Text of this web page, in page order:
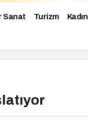
Sanat Turizm Kadın